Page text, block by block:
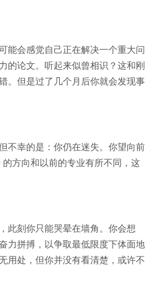
能会感觉自己正在解决一个重大问
的论文。听起来似曾相识？这和刚
。但是过了几个月后你就会发现事
不幸的是：你仍在迷失。你望向前
方向和以前的专业有所不同，这
此刻你只能哭晕在墙角。你会想
力拼搏，以争取最低限度下体面地
用处，但你并没有看清楚，或许不